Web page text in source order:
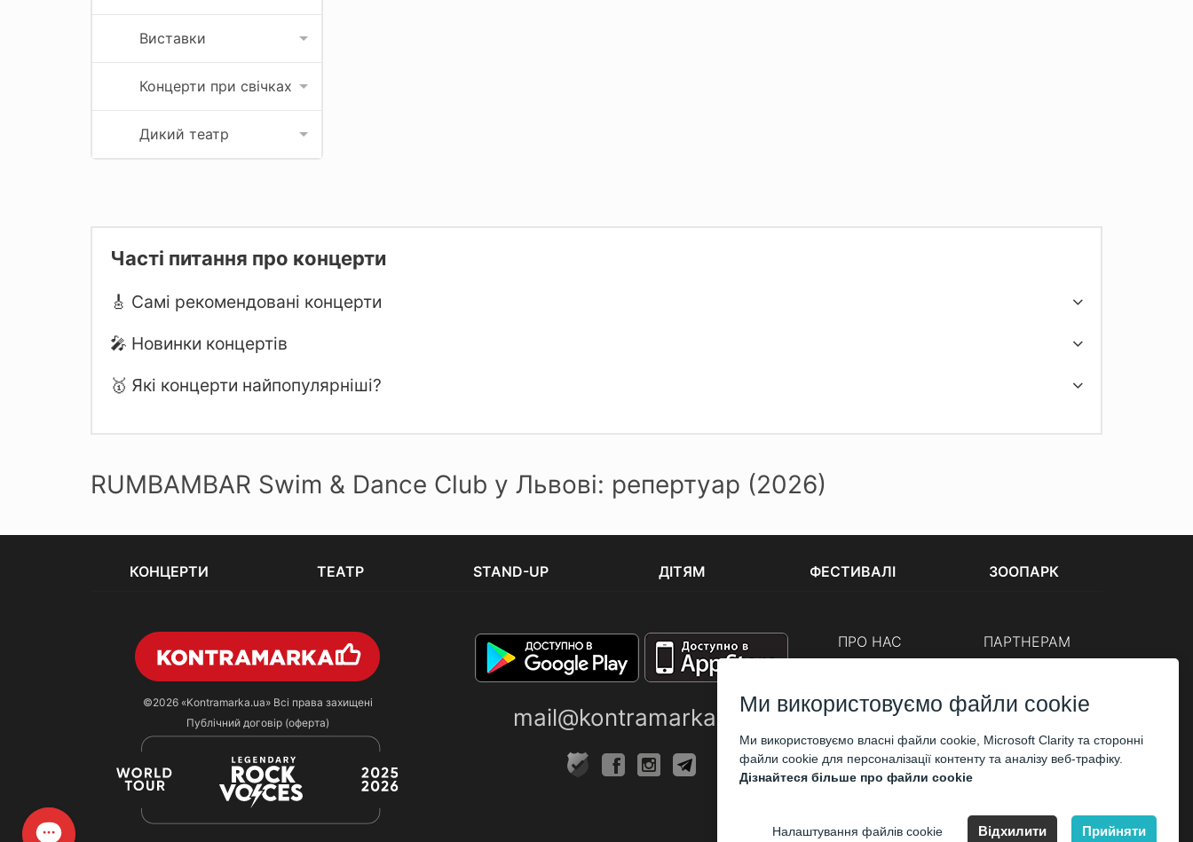
Виставки
Концерти при свічках
Дикий театр
Часті питання про концерти
🎸 Самі рекомендовані концерти
🎤 Новинки концертів
🥇 Які концерти найпопулярніші?
RUMBAMBAR Swim & Dance Club у Львові: репертуар (2026)
КОНЦЕРТИ ТЕАТР STAND-UP ДІТЯМ ФЕСТИВАЛІ ЗООПАРК
©2026 «Kontramarka.ua»Всі права захищені
Публічний договір (оферта)
mail@kontramarka.ua
ПРО НАС ПАРТНЕРАМ
Корпоративним клієнтам
Ми використовуємо файли cookie
Ми використовуємо власні файли cookie, Microsoft Clarity та сторонні
файли cookie для персоналізації контенту та аналізу веб-трафіку.
Дізнайтеся більше про файли cookie
Налаштування файлів cookie Відхилити Прийняти